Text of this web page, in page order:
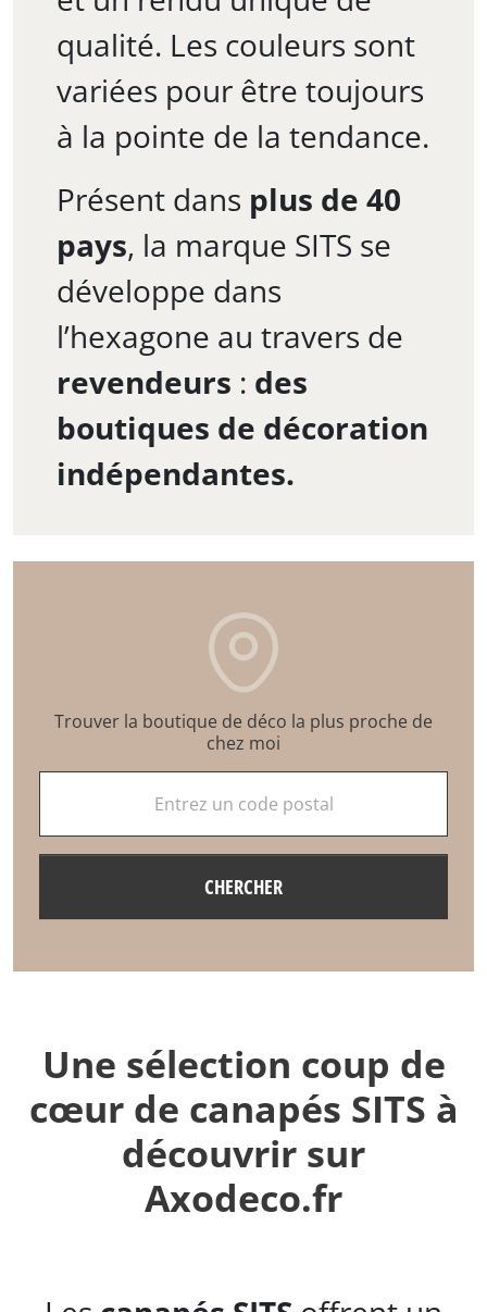
qualité. Les couleurs sont
variées pour être toujours
à la pointe de la tendance.
Présent dans plus de 40
pays, la marque SITS se
développe dans
l’hexagone au travers de
revendeurs : des
boutiques de décoration
indépendantes.
Trouver la boutique de déco la plus proche de
chez moi
CHERCHER
Une sélection coup de
cœur de canapés SITS à
découvrir sur
Axodeco.fr